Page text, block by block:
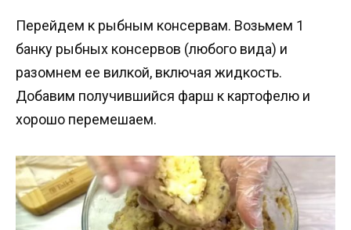
Перейдем к рыбным консервам. Возьмем 1
банку рыбных консервов (любого вида) и
разомнем ее вилкой, включая жидкость.
Добавим получившийся фарш к картофелю и
хорошо перемешаем.